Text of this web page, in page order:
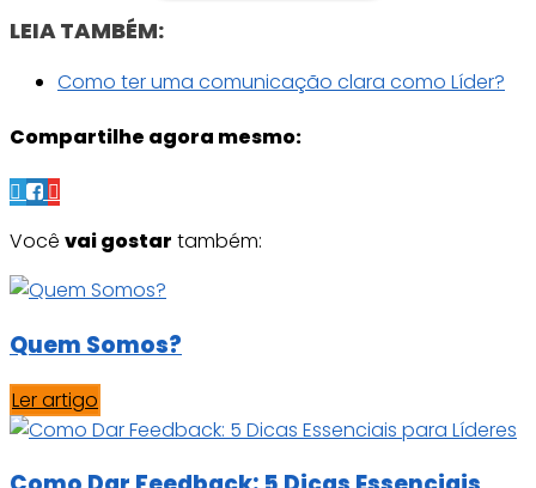
LEIA TAMBÉM:
Como ter uma comunicação clara como Líder?
Compartilhe agora mesmo:
Você vai gostar também:
Quem Somos?
Ler artigo